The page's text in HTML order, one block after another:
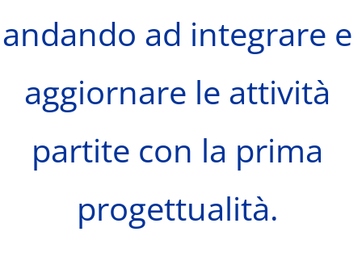
andando ad integrare e
aggiornare le attività
partite con la prima
progettualità.